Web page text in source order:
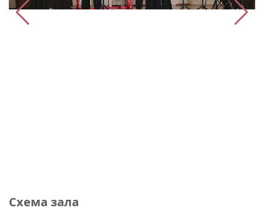
Схема зала